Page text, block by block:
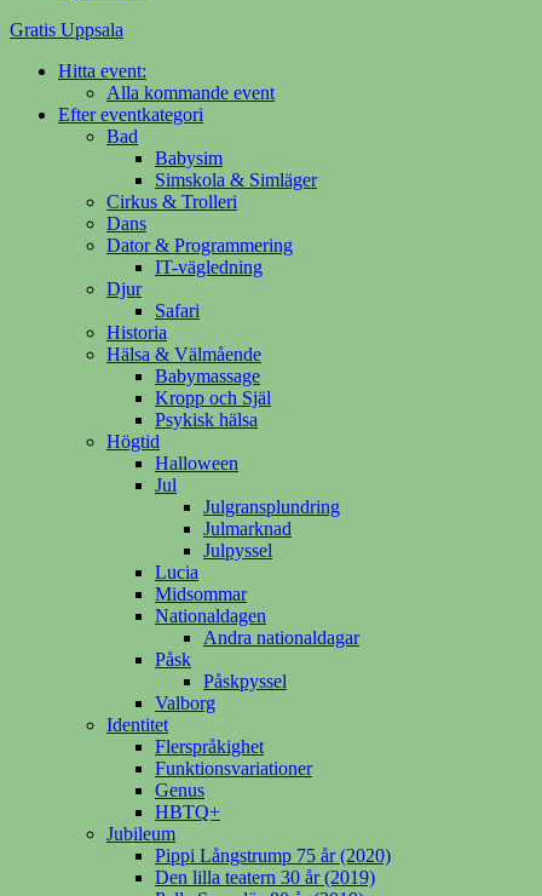
Gratis Uppsala
Din evenemangsguide på nätet
Hitta event:
Alla kommande event
Efter eventkategori
Bad
Babysim
Simskola & Simläger
Cirkus & Trolleri
Dans
Dator & Programmering
IT-vägledning
Djur
Safari
Historia
Hälsa & Välmående
Babymassage
Kropp och Själ
Psykisk hälsa
Högtid
Halloween
Jul
Julgransplundring
Julmarknad
Julpyssel
Lucia
Midsommar
Nationaldagen
Andra nationaldagar
Påsk
Påskpyssel
Valborg
Identitet
Flerspråkighet
Funktionsvariationer
Genus
HBTQ+
Jubileum
Pippi Långstrump 75 år (2020)
Den lilla teatern 30 år (2019)